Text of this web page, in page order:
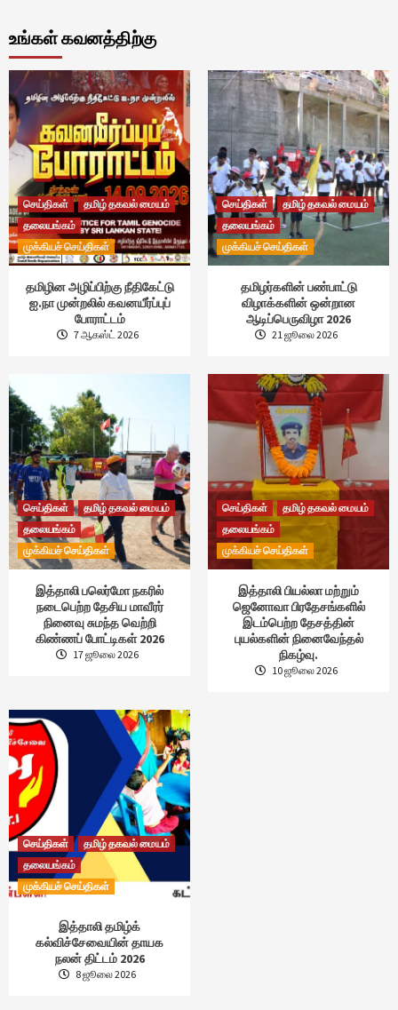
உங்கள் கவனத்திற்கு
செய்திகள்
தமிழ் தகவல் மையம்
தலையங்கம்
முக்கியச் செய்திகள்
தமிழின அழிப்பிற்கு நீதிகேட்டு
ஐ.நா முன்றலில் கவனயீர்ப்புப்
போராட்டம்
7 ஆகஸ்ட் 2026
செய்திகள்
தமிழ் தகவல் மையம்
தலையங்கம்
முக்கியச் செய்திகள்
தமிழர்களின் பண்பாட்டு
விழாக்களின் ஒன்றான
ஆடிப்பெருவிழா 2026
21 ஜூலை 2026
செய்திகள்
தமிழ் தகவல் மையம்
தலையங்கம்
முக்கியச் செய்திகள்
இத்தாலி பலெர்மோ நகரில்
நடைபெற்ற தேசிய மாவீரர்
நினைவு சுமந்த வெற்றி
கிண்ணப் போட்டிகள் 2026
17 ஜூலை 2026
செய்திகள்
தமிழ் தகவல் மையம்
தலையங்கம்
முக்கியச் செய்திகள்
இத்தாலி பியல்லா மற்றும்
ஜெனோவா பிரதேசங்களில்
இடம்பெற்ற தேசத்தின்
புயல்களின் நினைவேந்தல்
நிகழ்வு.
10 ஜூலை 2026
செய்திகள்
தமிழ் தகவல் மையம்
தலையங்கம்
முக்கியச் செய்திகள்
இத்தாலி தமிழ்க்
கல்விச்சேவையின் தாயக
நலன் திட்டம் 2026
8 ஜூலை 2026